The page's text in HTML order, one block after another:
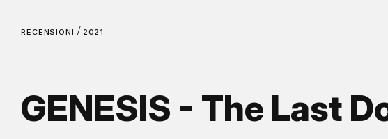
RECENSIONI / 2021
GENESIS - The Last